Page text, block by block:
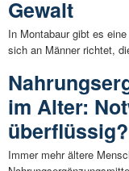
Gewalt
In Montabaur gibt es
sich an Männer richtet,
im Alter:
überflüssig?
Immer mehr ältere